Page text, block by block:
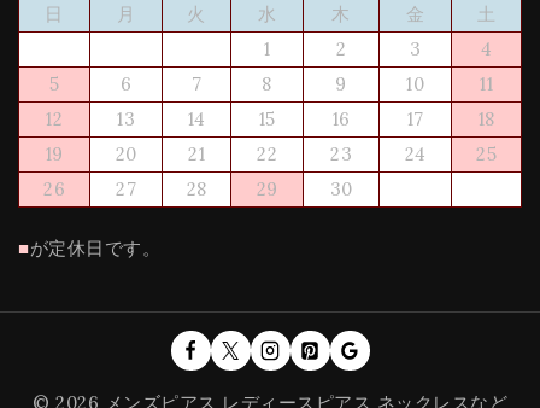
日
月 火 水 木 金
土
1
2 3
4
5
6 7 8 9 10
11
12
13 14 15 16 17
18
19
20 21 22 23 24
25
26
27 28 29 30
■が定休日です。
© 2026 メンズピアス レディースピアス ネックレスなど